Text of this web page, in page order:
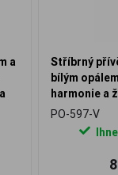
a
Stříbrný
bílým
harmonie a
PO-597-V